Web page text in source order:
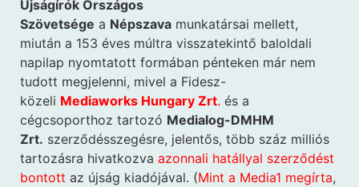
Újságírók Országos
Szövetsége a Népszava munkatársai mellett,
miután a 153 éves múltra visszatekintő baloldali
napilap nyomtatott formában pénteken már nem
tudott megjelenni, mivel a Fidesz-
közeli Mediaworks Hungary Zrt. és a
cégcsoporthoz tartozó Medialog-DMHM
Zrt. szerződésszegésre, jelentős, több száz milliós
tartozásra hivatkozva azonnali hatállyal szerződést
bontott az újság kiadójával. (Mint a Media1 megírta,